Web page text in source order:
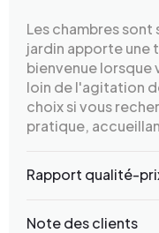
Les chambres
jardin apporte une
bienvenue lorsque
loin de l'agitation
choix si vous
pratique,
Rapport qualité-
Note des clients